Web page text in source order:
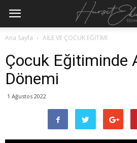
Ana Sayfa AİLE VE ÇOCUK EĞİTİMİ
Çocuk Eğitiminde
Dönemi
1 Ağustos 2022